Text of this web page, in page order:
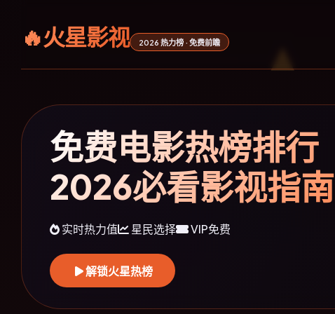
🔥火星影视 2026 热力榜 · 免费前瞻
免费电影热榜排行
2026必看影视指南
实时热力值 星民选择 VIP免费
解锁火星热榜